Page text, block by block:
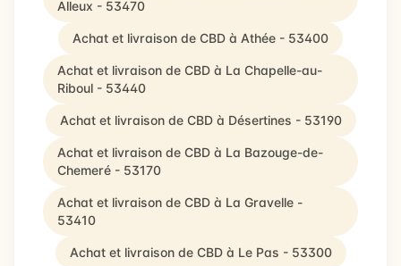
Alleux - 53470
Achat et livraison de CBD à Athée - 53400
Achat et livraison de CBD à La Chapelle-au-
Riboul - 53440
Achat et livraison de CBD à Désertines - 53190
Achat et livraison de CBD à La Bazouge-de-
Chemeré - 53170
Achat et livraison de CBD à La Gravelle -
53410
Achat et livraison de CBD à Le Pas - 53300